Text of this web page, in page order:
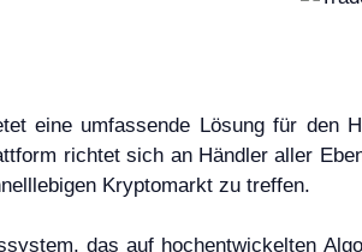
eine umfassende Lösung für den
richtet sich an Händler aller
Kryptomarkt zu treffen.
das auf hochentwickelten